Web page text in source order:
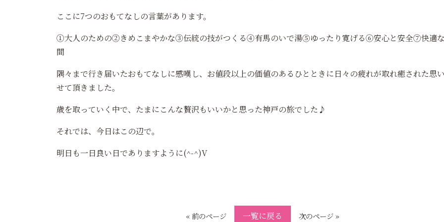
ここに7つのおもてなしの言葉があります。
①大人のための②きめこまやかな③伝統の技がつくる④有馬のいで湯⑤ゆったり寛げる⑥安心と安全⑦快適
間
隅々まで行き届いたおもてなしに感嘆し、お値段以上の価値のあるひとときに日々の疲れが取れ癒された思
せて頂きました。
歳を取っていく中で、たまにこんな贅沢もいいかと思った神戸の旅でした♪
それでは、今日はこの辺で。
明日も一日良い日でありますように(^-^)V
« 前のページ 一覧に戻る 次のページ »